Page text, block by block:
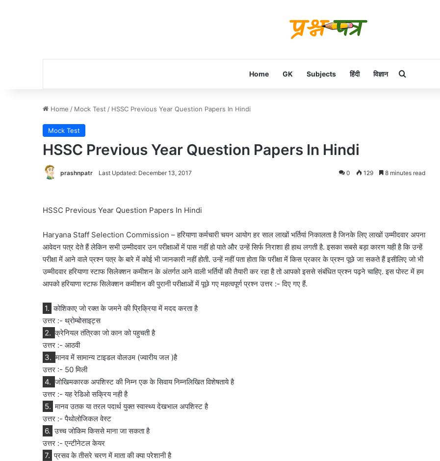
Home GK Subjects हिंदी विज्ञान Search for
Home / Mock Test / HSSC Previous Year Question Papers In Hindi
Mock Test
HSSC Previous Year Question Papers In Hindi
prashnpatr Last Updated: December 13, 2017 0 129 8 minutes read
HSSC Previous Year Question Papers In Hindi
Haryana Staff Selection Commission – हरियाणा कर्मचारी चयन आयोग हर साल लाखों भर्तियां निकालता है जिनके लिए लाखों उम्मीदवार अपना
आवेदन पत्र देते हैं लेकिन सभी उम्मीदवार उन परीक्षाओं में पास नहीं हो पाते और उन्हें सिर्फ निराशा ही हाथ लगती है. इसका सबसे बड़ा कारण यही है कि उन्हें
परीक्षा में आने वाले प्रश्न पत्र के बारे में कोई भी जानकारी नहीं होती. उन्हें नहीं पता होता कि परीक्षा में किस प्रकार के प्रश्न पूछे जा सकते हैं इसीलिए जो भी
उम्मीदवार हरियाणा स्टाफ सिलेक्शन कमीशन के अंतर्गत आने वाली भर्तियों की तैयारी कर रहा है तो आपको इससे संबंधित प्रश्न पढ़ने चाहिए. इस पोस्ट में हम
आपको हरियाणा स्टाफ सिलेक्शन कमीशन की पुरानी परीक्षाओं में पूछे गए महत्वपूर्ण प्रश्न उत्तर :- दिए गए हैं.
1. कोशिकाए जो रक्त के जमने की प्रिक्रिया में मदद करता है
उत्तर :- थ्रोम्बोसाइट्स
2. क्रेनियल तंत्रिका जो कान को पहुचती है
उत्तर :- आठवी
3. मानव में सामान्य टाइडल वोलउम (ज्वारीय जल )है
उत्तर :- 50 मिली
4. जोखिमकारक अपशिस्ट की निम्न एक के सिवाय निम्नलिखित विशेषताये है
उत्तर :- यह रेडिओ सक्रिय नही है
5. मानव उतक या तरल पदार्थ युक्त स्वास्थ्य देखभाल अपशिस्ट है
उत्तर :- पैथोलोजिकल वेस्ट
6. उच्च जोकिम किससे माना जा सकता है
उत्तर :- एन्टीनेटल केयर
7. प्रसव के तीसरे चरण में माता की क्या परेशानी है